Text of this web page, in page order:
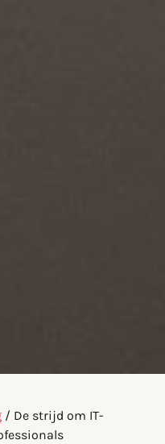
/ De strijd om IT-